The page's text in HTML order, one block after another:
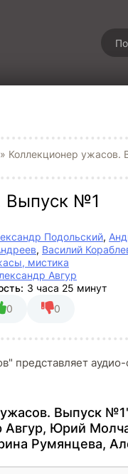
» Коллекционер ужасов.
Выпуск №1
Подольский,
, Василий
мистика
Авгур
3 часа 25 минут
0 0
представляет
Выпуск
Авгур, Юрий
Румянцева,